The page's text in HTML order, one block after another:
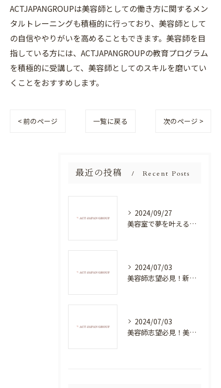
ACTJAPANGROUPは美容師としての働き方に関するメン
タルトレーニングも積極的に行っており、美容師として
の自信ややりがいを高めることもできます。美容師を目
指している方には、ACTJAPANGROUPの教育プログラム
を積極的に受講して、美容師としてのスキルを磨いてい
くことをおすすめします。
< 前のページ 一覧に戻る 次のページ >
最近の投稿 Recent Posts
2024/09/27
美容室で夢を叶える！自分を磨く新たなチャンス
2024/07/03
美容師志望必見！新たな価値を創造する美容室でハイレベルな技術を学べる環境
2024/07/03
美容師志望必見！美容室NEWSTANDARDで最高のスキルアップを目指そう！